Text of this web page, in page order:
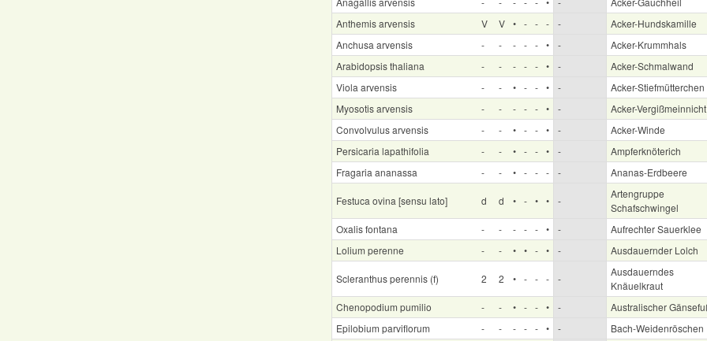
Anthemis arvensis
V V • - - - -
Acker-Hundskamille
Anchusa arvensis
- - - - - • -
Acker-Krummhals
Arabidopsis thaliana
- - - - - • -
Acker-Schmalwand
Viola arvensis
- - • - - • -
Acker-Stiefmütterchen
Myosotis arvensis
- - - - - • -
Acker-Vergißmeinnicht
Convolvulus arvensis
- - • - - • -
Acker-Winde
Persicaria lapathifolia
- - • - - • -
Ampferknöterich
Fragaria ananassa
- - • - - - - Ananas-Erdbeere
Festuca ovina [sensu lato] d d • - • • -
Artengruppe
Schafschwingel
Oxalis fontana
- - - - - • -
Aufrechter Sauerklee
Lolium perenne
- - • • - • - Ausdauernder Lolch
Scleranthus perennis (f) 2 2 • - - - -
Ausdauerndes
Knäuelkraut
Chenopodium pumilio
- - • - - • -
Australischer
Epilobium parviflorum
- - - - - • -
Bach-Weidenröschen